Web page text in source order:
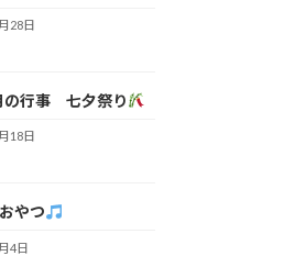
28日
の行事 七夕祭り
18日
やつ
4日